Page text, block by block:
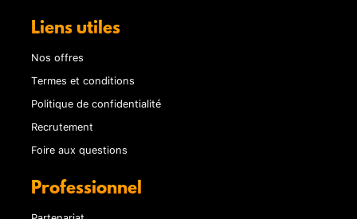
Liens utiles
Nos offres
Termes et conditions
Politique de confidentialité
Recrutement
Foire aux questions
Professionnel